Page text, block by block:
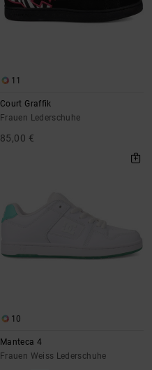
11
Court Graffik
Frauen Lederschuhe
85,00 €
10
Manteca 4
Frauen Weiss Lederschuhe